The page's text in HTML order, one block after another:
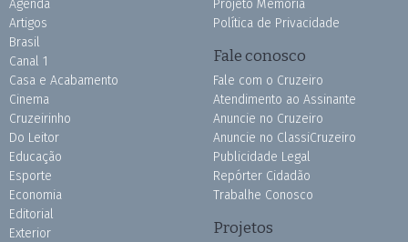
Agenda
Artigos
Brasil
Canal 1
Casa e Acabamento
Cinema
Cruzeirinho
Do Leitor
Educação
Esporte
Economia
Editorial
Exterior
Projeto Memória
Política de Privacidade
Fale conosco
Fale com o Cruzeiro
Atendimento ao Assinante
Anuncie no Cruzeiro
Anuncie no ClassiCruzeiro
Publicidade Legal
Repórter Cidadão
Trabalhe Conosco
Projetos